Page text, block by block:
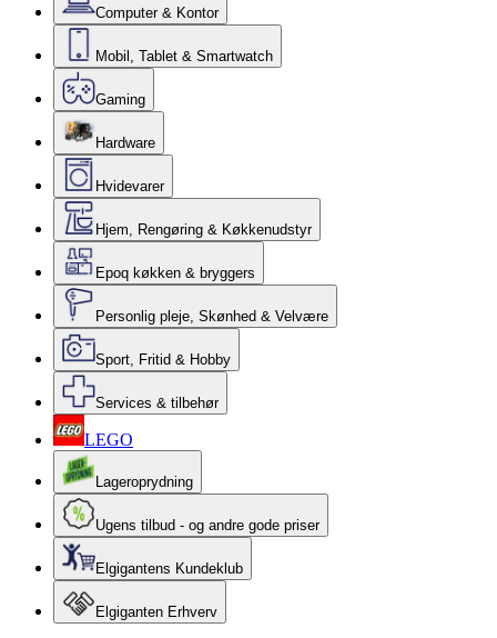
Computer & Kontor
Mobil, Tablet & Smartwatch
Gaming
Hardware
Hvidevarer
Hjem, Rengøring & Køkkenudstyr
Epoq køkken & bryggers
Personlig pleje, Skønhed & Velvære
Sport, Fritid & Hobby
Services & tilbehør
LEGO
Lageroprydning
Ugens tilbud - og andre gode priser
Elgigantens Kundeklub
Elgiganten Erhverv